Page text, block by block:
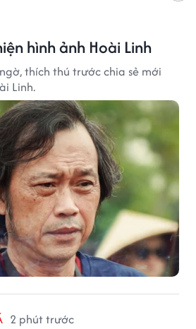
hình ảnh Hoài Linh
thích thú trước chia sẻ mới
Linh.
2 phút trước